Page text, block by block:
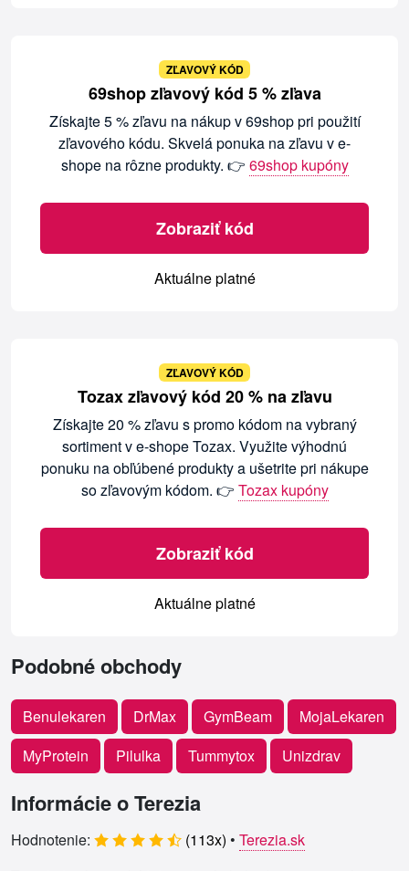
ZĽAVOVÝ KÓD
69shop zľavový kód 5 % zľava
Získajte 5 % zľavu na nákup v 69shop pri použití
zľavového kódu. Skvelá ponuka na zľavu v e-
shope na rôzne produkty. 👉 69shop kupóny
Zobraziť kód
Aktuálne platné
ZĽAVOVÝ KÓD
Tozax zľavový kód 20 % na zľavu
Získajte 20 % zľavu s promo kódom na vybraný
sortiment v e-shope Tozax. Využite výhodnú
ponuku na obľúbené produkty a ušetrite pri nákupe
so zľavovým kódom. 👉 Tozax kupóny
Zobraziť kód
Aktuálne platné
Podobné obchody
Benulekaren DrMax GymBeam
MojaLekaren
MyProtein
Pilulka Tummytox Unizdrav
Informácie o Terezia
Hodnotenie: (113x) • Terezia.sk